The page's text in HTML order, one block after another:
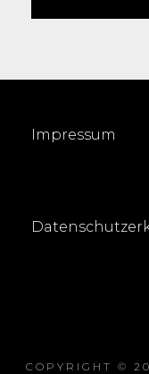
Impressum
COPYRIGHT ©